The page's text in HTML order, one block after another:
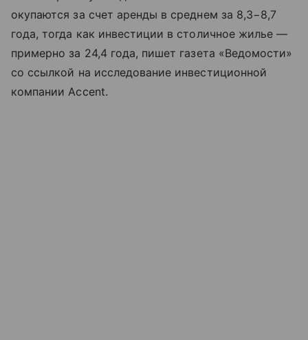
окупаются за счет аренды в среднем за 8,3−8,7
года, тогда как инвестиции в столичное жилье —
примерно за 24,4 года, пишет газета «Ведомости»
со ссылкой на исследование инвестиционной
компании Accent.